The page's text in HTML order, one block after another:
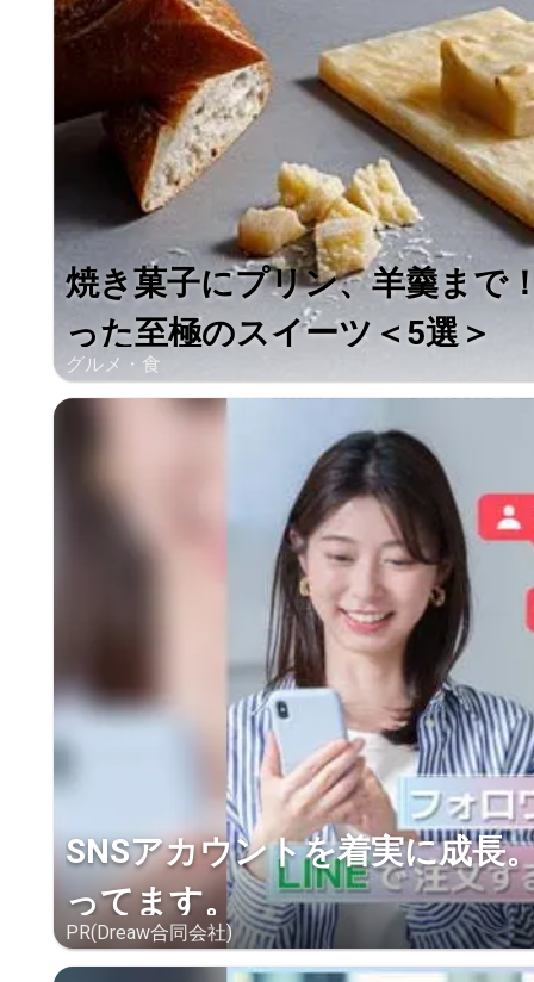
焼き菓子にプリン、羊羹まで
った至極のスイーツ＜5選＞
グルメ・食
SNSアカウントを着実に成長
ってます。
PR(Dreaw合同会社)